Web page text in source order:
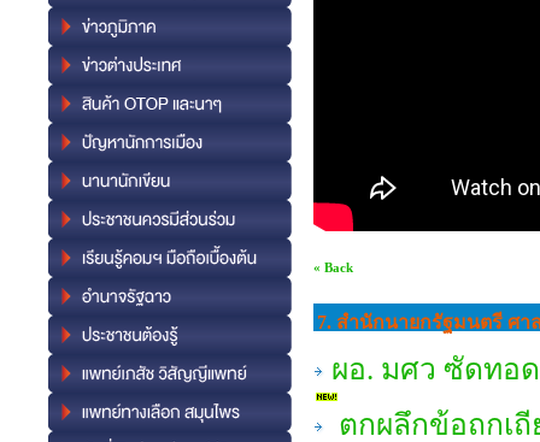
« Back
7. สำนักนายกรัฐมนตรี ศา
ผอ. มศว ซัดทอ
ตกผลึกข้อถกเถี